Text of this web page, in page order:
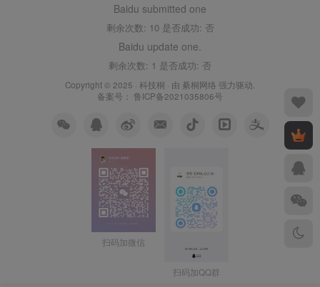
Baidu submitted one
剩余次数: 10 是否成功: 否
Baidu update one.
剩余次数: 1 是否成功: 否
Copyright © 2025 · 科技桐 · 由 綦桐网络 强力驱动.
备案号： 鲁ICP备2021035806号
扫码加微信
扫码加QQ群